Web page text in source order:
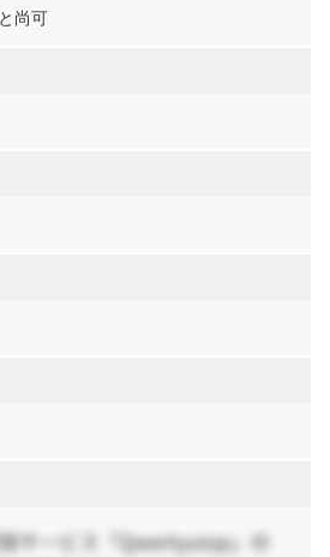
尚可